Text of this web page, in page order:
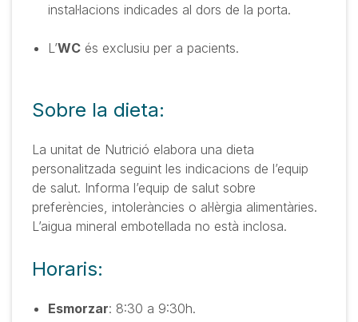
instal·lacions indicades al dors de la porta.
L’WC és exclusiu per a pacients.
Sobre la dieta:
La unitat de Nutrició elabora una dieta
personalitzada seguint les indicacions de l’equip
de salut. Informa l’equip de salut sobre
preferències, intoleràncies o al·lèrgia alimentàries.
L’aigua mineral embotellada no està inclosa.
Horaris:
Esmorzar: 8:30 a 9:30h.